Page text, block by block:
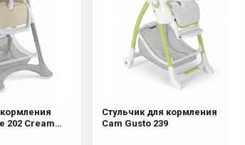
202 Cream
Стульчик для кормления
Cam Gusto 239